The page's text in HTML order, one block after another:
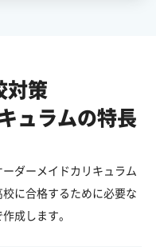
対策
ュラムの特長
ダーメイドカリキュラム
に合格するために必要な
成します。